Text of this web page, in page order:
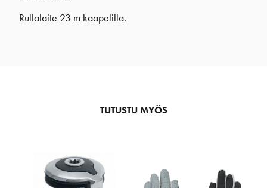
Rullalaite 23 m kaapelilla.
TUTUSTU MYÖS